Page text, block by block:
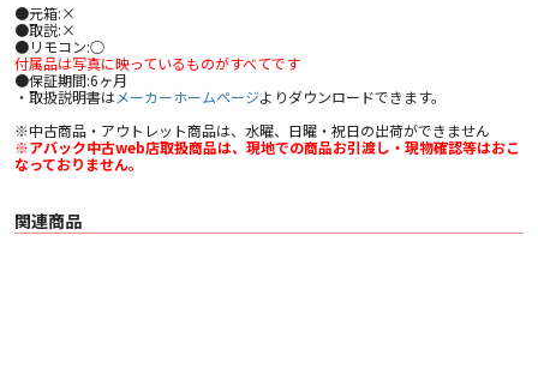
●元箱:×
●取説:×
●リモコン:○
付属品は写真に映っているものがすべてです
●保証期間:6ヶ月
・取扱説明書はメーカーホームページよりダウンロードできます。
※中古商品・アウトレット商品は、水曜、日曜・祝日の出荷ができません
※アバック中古web店取扱商品は、現地での商品お引渡し・現物確認等はおこ
なっておりません。
関連商品